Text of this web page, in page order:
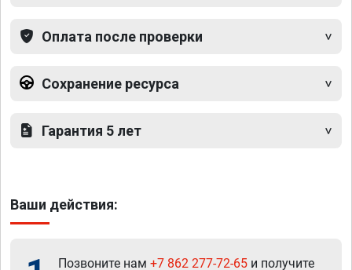
Оплата после проверки
Сохранение ресурса
Гарантия 5 лет
Ваши действия:
Позвоните нам +7 862 277-72-65 и получите